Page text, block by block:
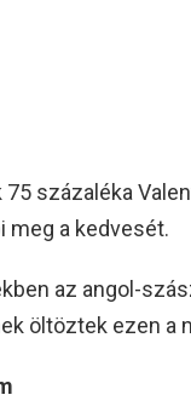
75 százaléka
meg a kedvesét.
az angol-
öltöztek ezen a